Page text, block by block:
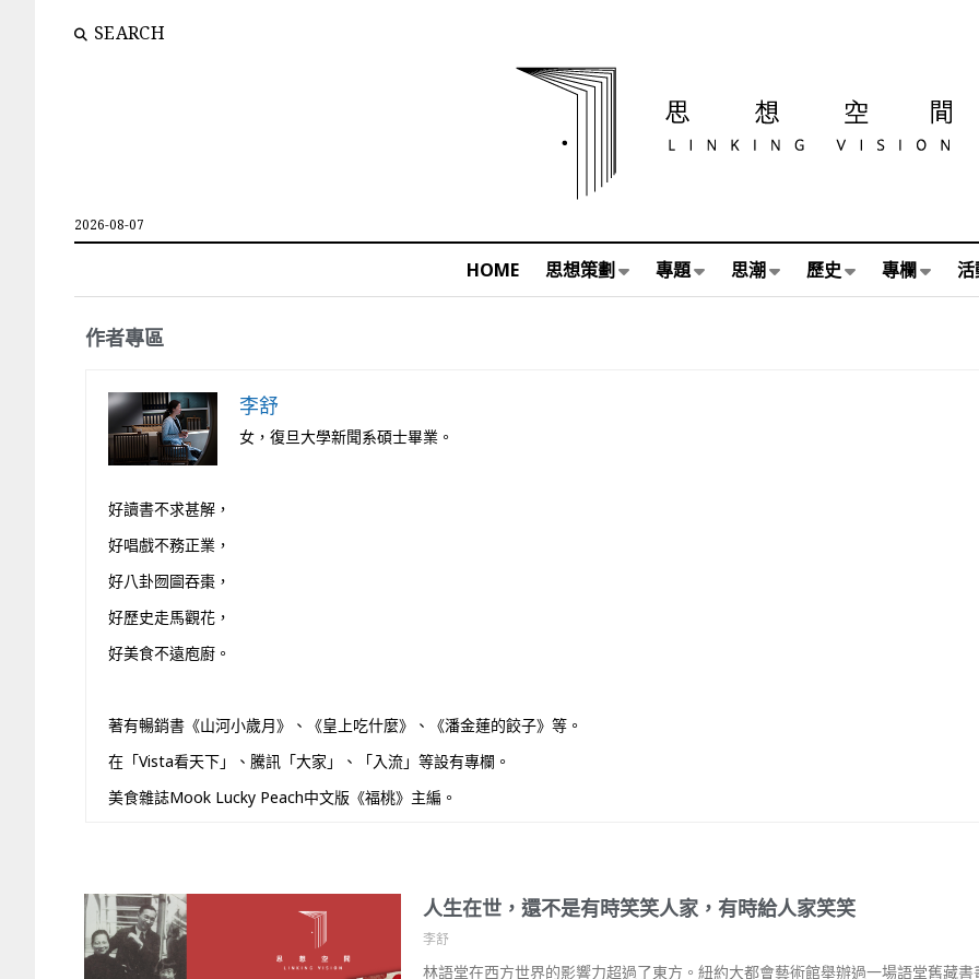
SEARCH
2026-08-07
HOME 思想策劃 專題 思潮 歷史 專欄 活
作者專區
李舒
女，復旦大學新聞系碩士畢業。
好讀書不求甚解，
好唱戲不務正業，
好八卦囫圇吞棗，
好歷史走馬觀花，
好美食不遠庖廚。
著有暢銷書《山河小歲月》、《皇上吃什麼》、《潘金蓮的餃子》等。
在「Vista看天下」、騰訊「大家」、「入流」等設有專欄。
美食雜誌Mook Lucky Peach中文版《福桃》主編。
人生在世，還不是有時笑笑人家，有時給人家笑笑
李舒
林語堂在西方世界的影響力超過了東方。紐約大都會藝術館舉辦過一場語堂舊藏